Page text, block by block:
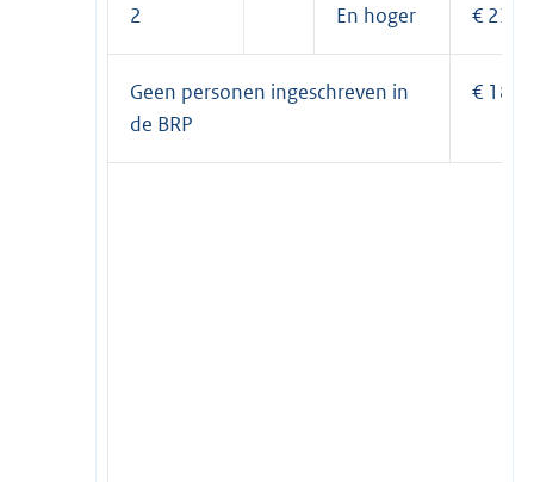
2 En hoger €
Geen personen ingeschreven in
de BRP
€